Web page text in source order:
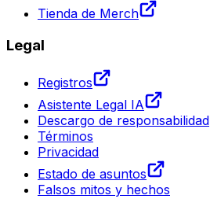
Tienda de Merch
Legal
Registros
Asistente Legal IA
Descargo de responsabilidad
Términos
Privacidad
Estado de asuntos
Falsos mitos y hechos